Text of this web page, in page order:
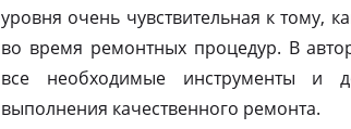
уровня очень чувствительная к тому,
во время ремонтных процедур. В
все необходимые инструменты и
выполнения качественного ремонта.